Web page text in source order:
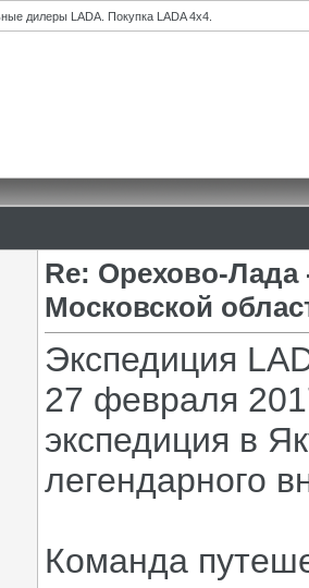
дилеры LADA. Покупка LADA 4x4.
Re: Орехово-
Московской
Экспедиция
27 февраля
экспедиция в
легендарного
Команда